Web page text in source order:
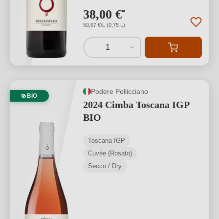
38,00 €*
50,67 €/L (0,75 L)
1
BIO
Podere Pellicciano
2024 Cimba Toscana IGP
BIO
Toscana IGP
Cuvée (Rosato)
Secco / Dry